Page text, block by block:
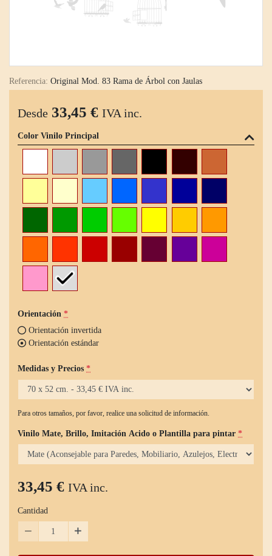
Referencia: Original Mod. 83 Rama de Árbol con Jaulas
Desde 33,45 € IVA inc.
Color Vinilo Principal
Orientación *
Orientación invertida
Orientación estándar
Medidas y Precios *
Para otros tamaños, por favor, realice una solicitud de información.
Vinilo Mate, Brillo, Imitación Acido o Plantilla para pintar *
33,45 € IVA inc.
Cantidad